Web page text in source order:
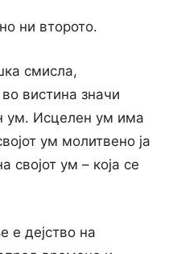
ни второто.
смисла,
вистина значи
ум. Исцелен ум има
ум молитвено ја
својот ум – која се
е дејство на